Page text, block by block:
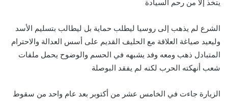
يتخذ إلا من رحم السيادة
الشرع لم يذهب إلى روسيا ليطلب حماية بل ليطالب بتسليم الأسد
وليعيد صياغة العلاقة مع الحليف القديم على أسس العدالة والاحترام
المتبادل ذهب ومعه وفد يشبهه في الحسم والوضوح يحمل ملفات
شعب أنهكته الحرب لكنه لم يفقد البوصلة
الزيارة جاءت في الخامس عشر من أكتوبر بعد عام واحد من سقوط